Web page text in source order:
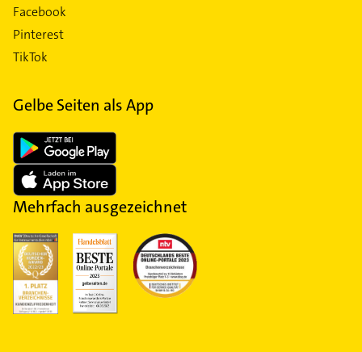
Facebook
Pinterest
TikTok
Gelbe Seiten als App
Mehrfach ausgezeichnet